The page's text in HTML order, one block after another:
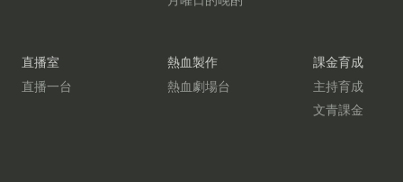
直播室
直播一台
熱血製作
熱血劇場台
課金育成
主持育成
文青課金